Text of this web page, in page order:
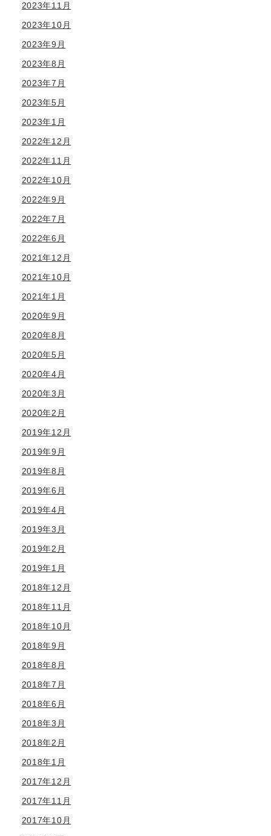
2023年11月
2023年10月
2023年9月
2023年8月
2023年7月
2023年5月
2023年1月
2022年12月
2022年11月
2022年10月
2022年9月
2022年7月
2022年6月
2021年12月
2021年10月
2021年1月
2020年9月
2020年8月
2020年5月
2020年4月
2020年3月
2020年2月
2019年12月
2019年9月
2019年8月
2019年6月
2019年4月
2019年3月
2019年2月
2019年1月
2018年12月
2018年11月
2018年10月
2018年9月
2018年8月
2018年7月
2018年6月
2018年3月
2018年2月
2018年1月
2017年12月
2017年11月
2017年10月